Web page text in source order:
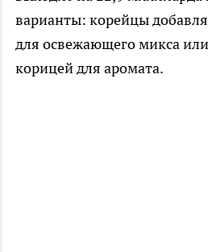
варианты: корейцы
для освежающего микса
корицей для аромата.​